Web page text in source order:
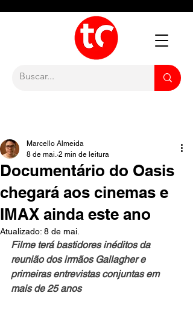
Documentário do Oasis
chegará aos cinemas e
IMAX ainda este ano
Marcello Almeida
8 de mai. 2 min de leitura
Atualizado: 8 de mai.
Filme terá bastidores inéditos da
reunião dos irmãos Gallagher e
primeiras entrevistas conjuntas em
mais de 25 anos